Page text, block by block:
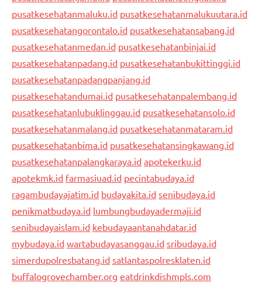
pusatkesehatanmaluku.id pusatkesehatanmalukuutara.id
pusatkesehatangorontalo.id pusatkesehatansabang.id
pusatkesehatanmedan.id pusatkesehatanbinjai.id
pusatkesehatanpadang.id pusatkesehatanbukittinggi.id
pusatkesehatanpadangpanjang.id
pusatkesehatandumai.id pusatkesehatanpalembang.id
pusatkesehatanlubuklinggau.id pusatkesehatansolo.id
pusatkesehatanmalang.id pusatkesehatanmataram.id
pusatkesehatanbima.id pusatkesehatansingkawang.id
pusatkesehatanpalangkaraya.id apotekerku.id
apotekmk.id farmasiuad.id pecintabudaya.id
ragambudayajatim.id budayakita.id senibudaya.id
penikmatbudaya.id lumbungbudayadermaji.id
senibudayaislam.id kebudayaantanahdatar.id
mybudaya.id wartabudayasanggau.id sribudaya.id
simerdupolresbatang.id satlantaspolresklaten.id
buffalogrovechamber.org eatdrinkdishmpls.com